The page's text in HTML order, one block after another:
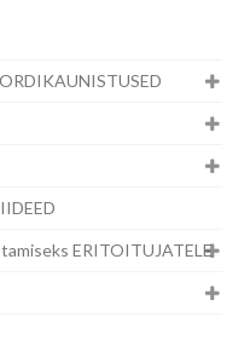
ERITOITUJATELE